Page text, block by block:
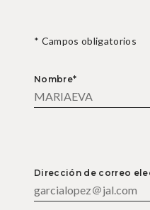
* Campos obligatorios
Nombre*
Dirección de correo